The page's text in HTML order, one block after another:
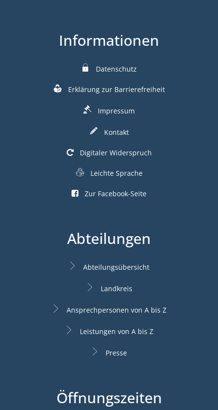
Informationen
Datenschutz
Erklärung zur Barrierefreiheit
Impressum
Kontakt
Digitaler Widerspruch
Leichte Sprache
Zur Facebook-Seite
Abteilungen
Abteilungsübersicht
Landkreis
Ansprechpersonen von A bis Z
Leistungen von A bis Z
Presse
Öffnungszeiten